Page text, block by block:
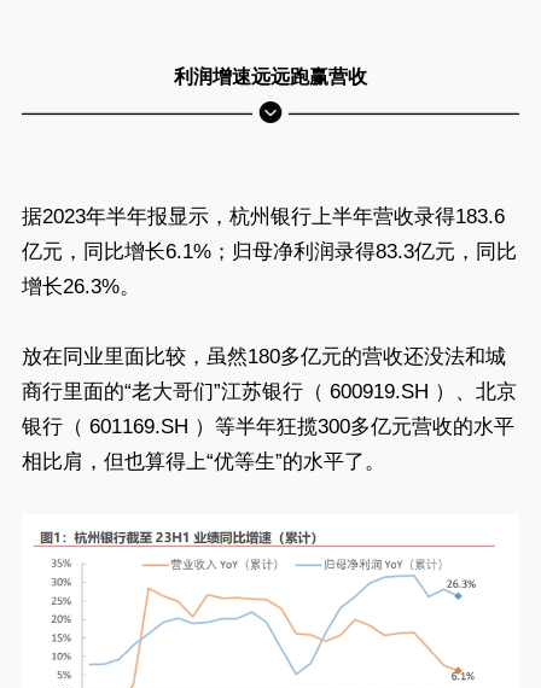
利润增速远远跑赢营收
据2023年半年报显示，杭州银行上半年营收录得183.6
亿元，同比增长6.1%；归母净利润录得83.3亿元，同比
增长26.3%。
放在同业里面比较，虽然180多亿元的营收还没法和城
商行里面的“老大哥们”江苏银行（ 600919.SH ）、北京
银行（ 601169.SH ）等半年狂揽300多亿元营收的水平
相比肩，但也算得上“优等生”的水平了。